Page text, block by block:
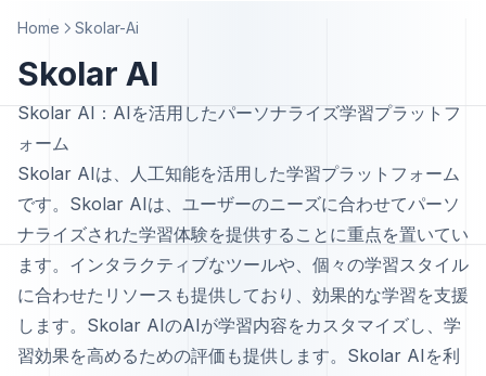
Home Skolar-Ai
Skolar AI
Skolar AI：AIを活用したパーソナライズ学習プラットフ
ォーム
Skolar AIは、人工知能を活用した学習プラットフォーム
です。Skolar AIは、ユーザーのニーズに合わせてパーソ
ナライズされた学習体験を提供することに重点を置いてい
ます。インタラクティブなツールや、個々の学習スタイル
に合わせたリソースも提供しており、効果的な学習を支援
します。Skolar AIのAIが学習内容をカスタマイズし、学
習効果を高めるための評価も提供します。Skolar AIを利